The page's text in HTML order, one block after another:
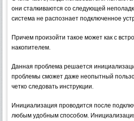
они сталкиваются со следующей
система не распознает подключенное
Причем произойти такое может как с
накопителем.
Данная проблема решается
проблемы сможет даже неопытный
четко следовать инструкции.
Инициализация проводится после
любым удобным способом.